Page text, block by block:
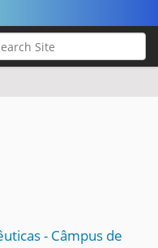
Search…
- Câmpus de